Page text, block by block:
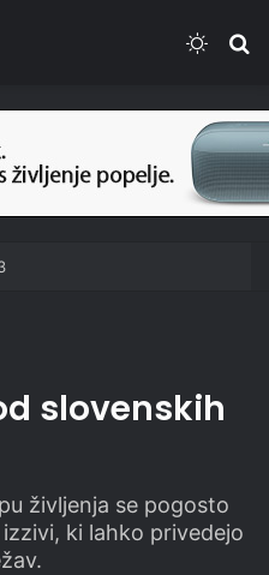
slovenskih
življenja se pogosto
ki lahko privedejo